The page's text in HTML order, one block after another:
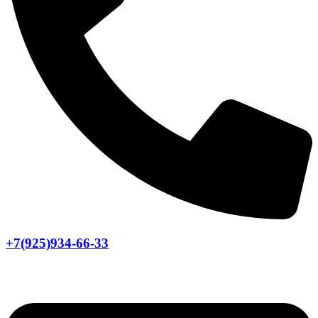
+7(925)934-66-33